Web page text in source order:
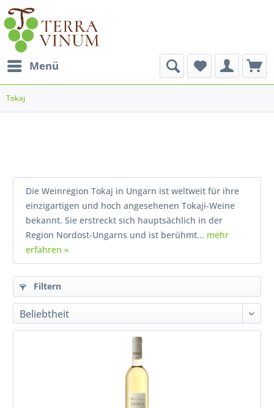
Menü
Tokaj
Die Weinregion Tokaj in Ungarn ist weltweit für ihre
einzigartigen und hoch angesehenen Tokaji-Weine
bekannt. Sie erstreckt sich hauptsächlich in der
Region Nordost-Ungarns und ist berühmt... mehr
erfahren »
Filtern